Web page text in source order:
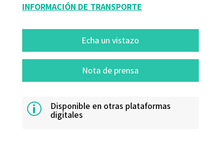
INFORMACIÓN DE TRANSPORTE
Echa un vistazo
Nota de prensa
p Disponible en otras plataformas
digitales